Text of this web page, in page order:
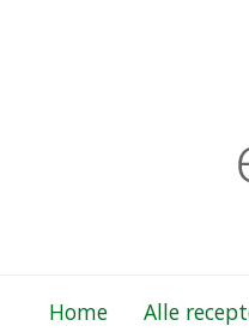
Home Alle